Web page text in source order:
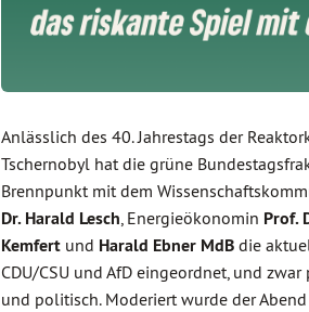
Anlässlich des 40. Jahrestags der
Tschernobyl hat die grüne
Brennpunkt mit dem
Dr. Harald Lesch, Energieökonomin Prof.
Kemfert und Harald Ebner MdB die
CDU/CSU und AfD eingeordnet, und
und politisch. Moderiert wurde der